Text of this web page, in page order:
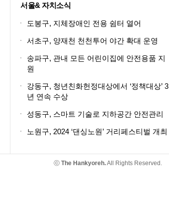
서울& 자치소식
도봉구, 지체장애인 전용 쉼터 열어
서초구, 양재천 천천투어 야간 확대 운영
송파구, 관내 모든 어린이집에 안전용품 지
원
강동구, 청년친화헌정대상에서 ‘정책대상’ 3
년 연속 수상
성동구, 스마트 기술로 지하공간 안전관리
노원구, 2024 ‘댄싱노원’ 거리페스티벌 개최
ⓒ The Hankyoreh.All Rights Reserved.